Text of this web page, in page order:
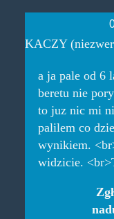
KACZY
a ja pale od 6
beretu nie
to juz nic mi
palilem co
wynikiem.
widzicie.